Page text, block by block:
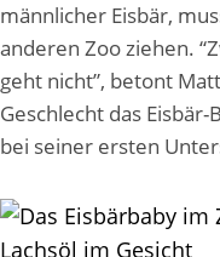
männlicher Eisbär,
anderen Zoo ziehen.
geht nicht”, betont
Geschlecht das
bei seiner ersten